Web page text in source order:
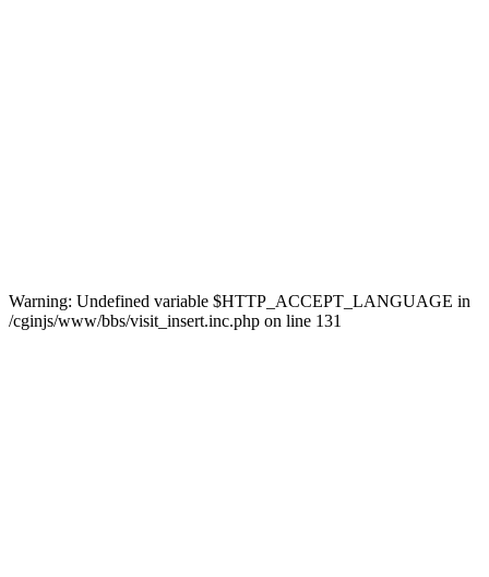
Warning: Undefined variable $HTTP_ACCEPT_LANGUAGE in
/cginjs/www/bbs/visit_insert.inc.php on line 131